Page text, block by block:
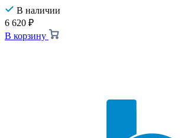
В наличии
6 620 ₽
В корзину